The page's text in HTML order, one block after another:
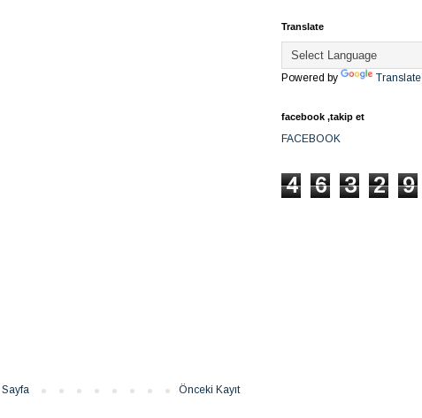
Önceki Kayıt
Translate
Powered by Translate
facebook ,takip et
FACEBOOK
4 6 3 2 9